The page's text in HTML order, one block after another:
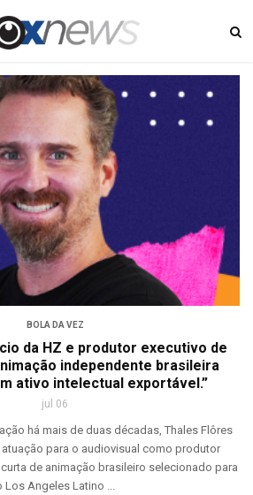
BOLA DA VEZ
da HZ e produtor executivo de
independente brasileira
ativo intelectual exportável.”
jul 06
há mais de duas décadas, Thales Flôres
para o audiovisual como produtor
de animação brasileiro selecionado para
Los Angeles Latino ...